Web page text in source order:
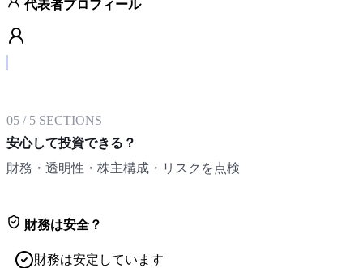
代表者プロフィール
05 / 5 SECTIONS
安心して投資できる？
財務・透明性・株主構成・リスクを点検
財務は安全？
財務は安定しています